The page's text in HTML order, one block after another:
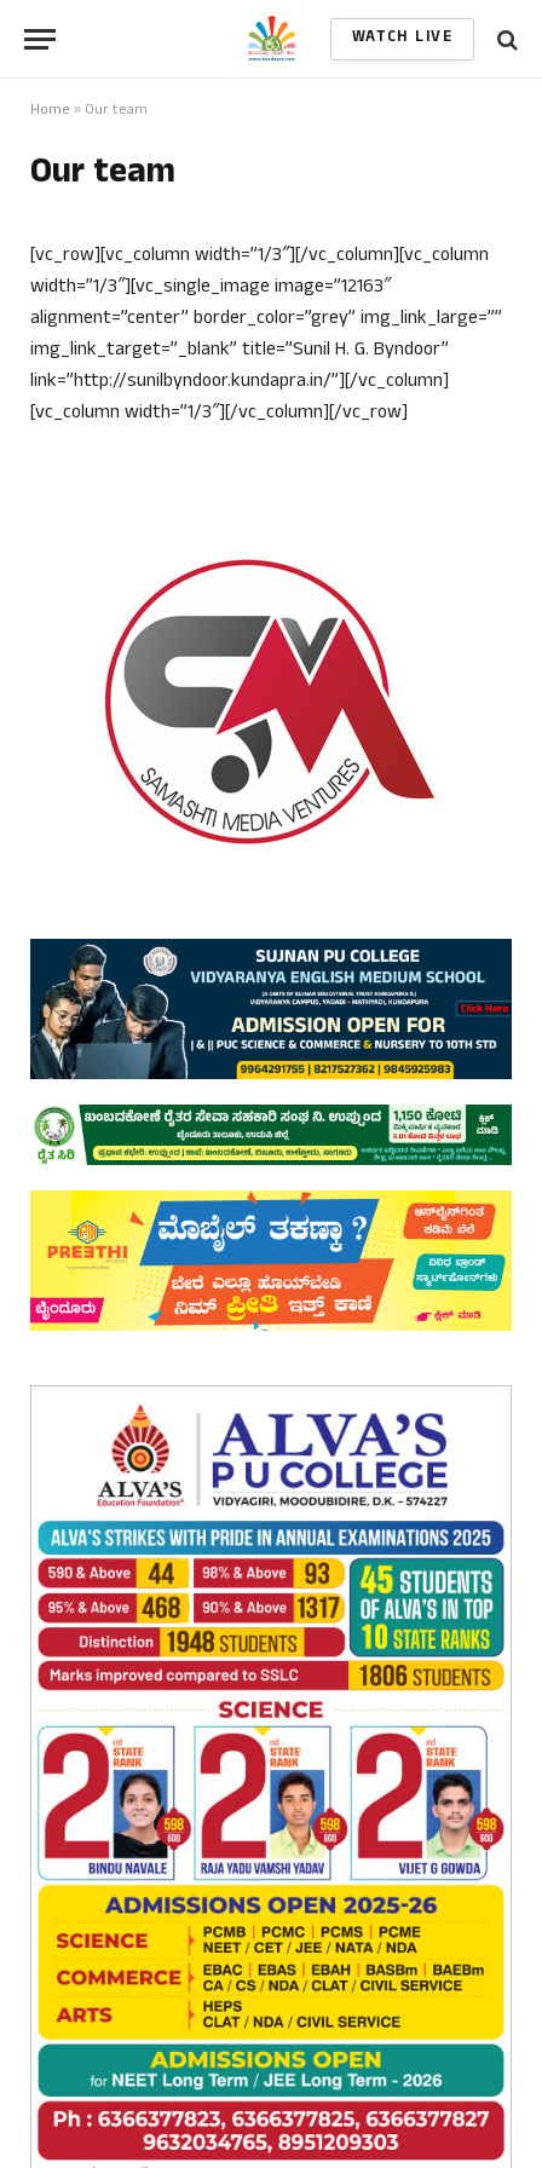
WATCH LIVE
Home » Our team
Our team
[vc_row][vc_column width=”1/3″][/vc_column][vc_column
width=”1/3″][vc_single_image image=”12163″
alignment=”center” border_color=”grey” img_link_large=””
img_link_target=”_blank” title=”Sunil H. G. Byndoor”
link=”http://sunilbyndoor.kundapra.in/”][/vc_column]
[vc_column width=”1/3″][/vc_column][/vc_row]